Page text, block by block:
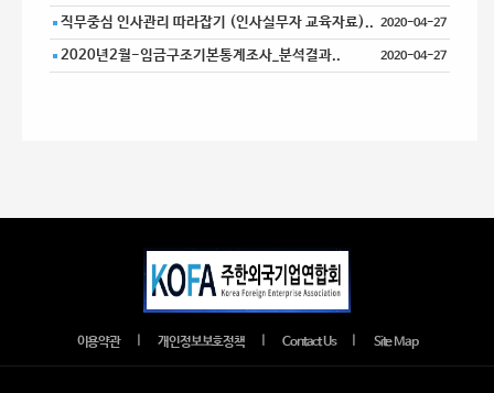
직무중심 인사관리 따라잡기 (인사실무자 교육자료).. 2020-04-27
2020년2월-임금구조기본통계조사_분석결과.. 2020-04-27
이용약관 개인정보보호정책 Contact Us Site Map